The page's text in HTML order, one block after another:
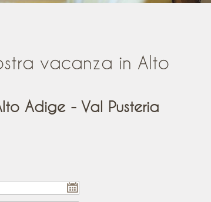
vacanza in Alto
Adige - Val Pusteria